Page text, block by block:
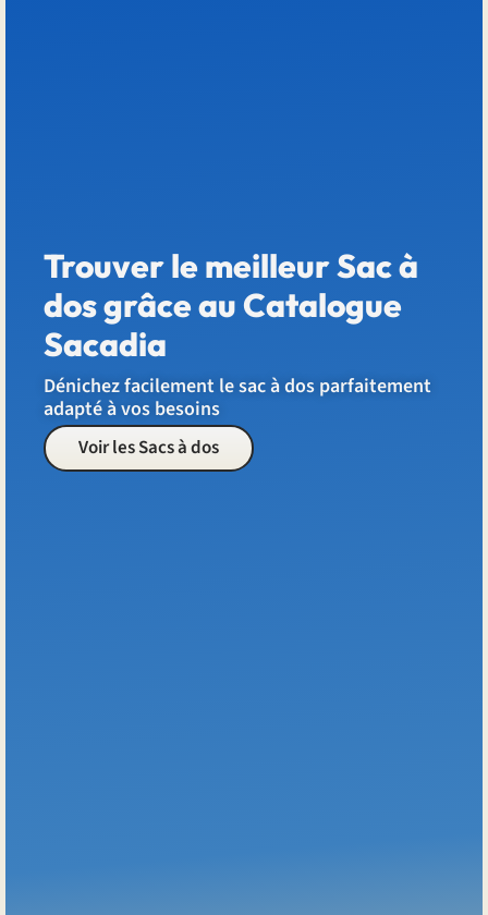
Trouver le meilleur Sac à
dos grâce au Catalogue
Sacadia
Dénichez facilement le sac à dos parfaitement
adapté à vos besoins
Voir les Sacs à dos